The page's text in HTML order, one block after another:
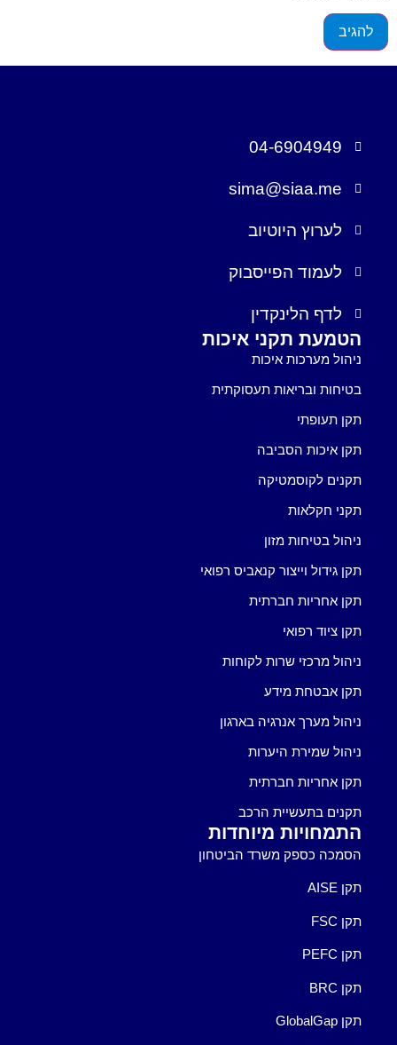
04-6904949
sima@siaa.me
לערוץ היוטיוב
לעמוד הפייסבוק
לדף הלינקדין
הטמעת תקני איכות
ניהול מערכות איכות
בטיחות ובריאות תעסוקתית
תקן תעופתי
תקן איכות הסביבה
תקנים לקוסמטיקה
תקני חקלאות
ניהול בטיחות מזון
תקן גידול וייצור קנאביס רפואי
תקן אחריות חברתית
תקן ציוד רפואי
ניהול מרכזי שרות לקוחות
תקן אבטחת מידע
ניהול מערך אנרגיה בארגון
ניהול שמירת היערות
תקן אחריות חברתית
תקנים בתעשיית הרכב
התמחויות מיוחדות
הסמכה כספק משרד הביטחון
תקן AISE
תקן FSC
תקן PEFC
תקן BRC
תקן GlobalGap